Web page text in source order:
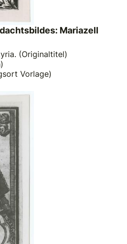
Mariazell
(Originaltitel)
Vorlage)